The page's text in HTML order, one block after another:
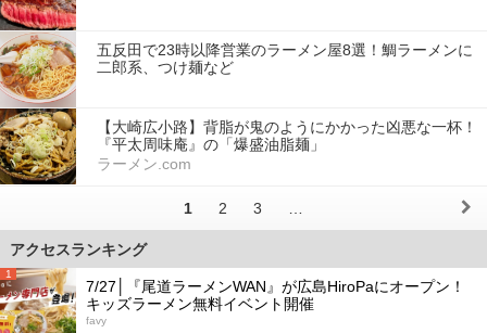
五反田で23時以降営業のラーメン屋8選！鯛ラーメンに
二郎系、つけ麺など
【大崎広小路】背脂が鬼のようにかかった凶悪な一杯！
『平太周味庵』の「爆盛油脂麺」
ラーメン.com
1 2 3
アクセスランキング
1
7/27│『尾道ラーメンWAN』が広島HiroPaにオープン！
キッズラーメン無料イベント開催
favy